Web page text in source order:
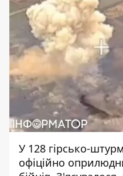
У 128 гірсько-
офіційно